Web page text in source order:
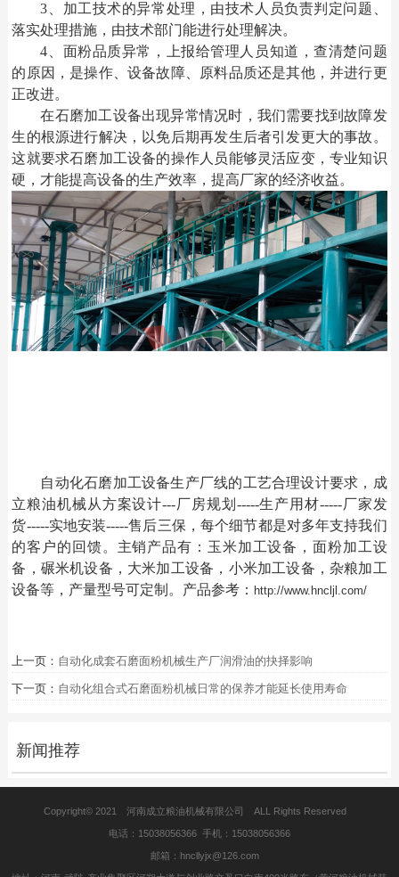
3、加工技术的异常处理，由技术人员负责判定问题、
落实处理措施，由技术部门能进行处理解决。
4、面粉品质异常，上报给管理人员知道，查清楚问题
的原因，是操作、设备故障、原料品质还是其他，并进行更
正改进。
在石磨加工设备出现异常情况时，我们需要找到故障发
生的根源进行解决，以免后期再发生后者引发更大的事故。
这就要求石磨加工设备的操作人员能够灵活应变，专业知识
硬，才能提高设备的生产效率，提高厂家的经济收益。
自动化石磨加工设备生产厂线的工艺合理设计要求，成
立粮油机械从方案设计---厂房规划-----生产用材-----厂家发
货-----实地安装-----售后三保，每个细节都是对多年支持我们
的客户的回馈。主销产品有：玉米加工设备，面粉加工设
备，碾米机设备，大米加工设备，小米加工设备，杂粮加工
设备等，产量型号可定制。产品参考： http://www.hncljl.com/
上一页： 自动化成套石磨面粉机械生产厂润滑油的抉择影响
下一页： 自动化组合式石磨面粉机械日常的保养才能延长使用寿命
新闻推荐
Copyright© 2021 河南成立粮油机械有限公司 ALL Rights Reserved
电话：15038056366 手机：15038056366
邮箱：hncllyjx@126.com